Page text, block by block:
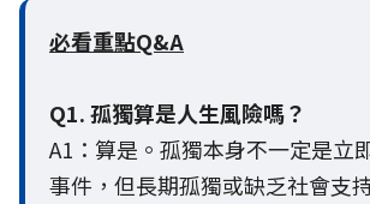
必看重點Q&A
Q1. 孤獨算是人生風險嗎？
A1：算是。孤獨本身不一定是立
事件，但長期孤獨或缺乏社會支